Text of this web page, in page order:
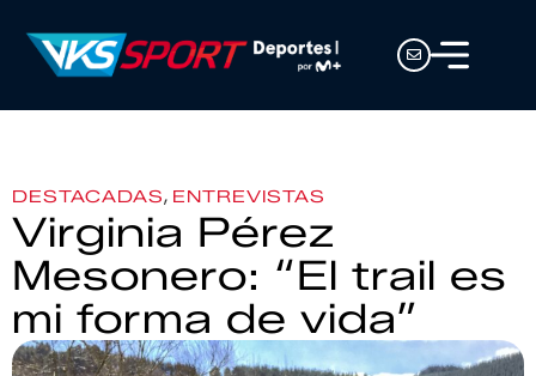
DESTACADAS, ENTREVISTAS
Virginia Pérez
Mesonero: “El trail es
mi forma de vida”